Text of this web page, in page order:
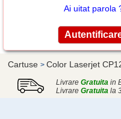
Ai uitat parola
Cartuse > Color Laserjet
Livrare Gratuita in
Livrare Gratuita la